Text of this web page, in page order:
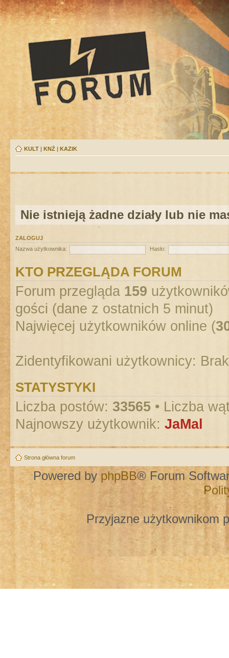
KULT | KNŻ | KAZIK
Nie istnieją żadne działy lub nie
ZALOGUJ
Nazwa użytkownika:
Hasło:
KTO PRZEGLĄDA FORUM
Forum przegląda 159
gości (dane z ostatnich 5 minut)
Najwięcej użytkowników online (
Zidentyfikowani użytkownicy:
STATYSTYKI
Liczba postów: 33565 • Liczba
Najnowszy użytkownik: JaMal
Strona główna forum
Powered by phpBB® Forum
Przyjazne użytkownikom